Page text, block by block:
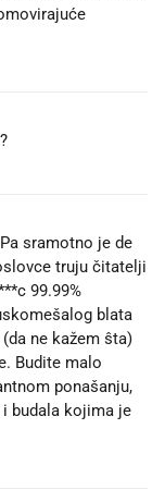
sramotno je de
truju čitatelji
99.99%
blata
ne kažem ŝta)
Budite malo
ponašanju,
budala kojima je